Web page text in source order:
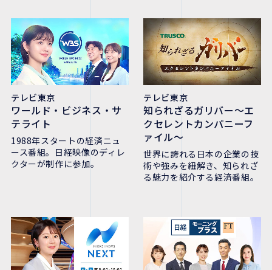
テレビ東京
ワールド・ビジネス・サ
テライト
1988年スタートの経済ニュ
ース番組。日経映像のディレ
クターが制作に参加。
テレビ東京
知られざるガリバー〜エ
クセレントカンパニーフ
ァイル〜
世界に誇れる日本の企業の技
術や強みを紐解き、知られざ
る魅力を紹介する経済番組。